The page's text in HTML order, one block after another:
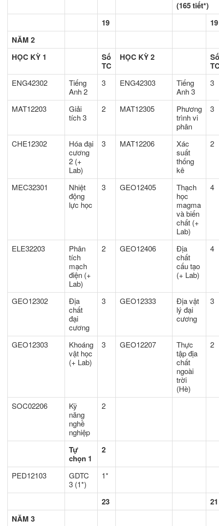
(165 tiết*)
19
19
NĂM 2
HỌC KỲ 1
Số
TC
HỌC KỲ 2
Số
ENG42302
Tiếng
Anh 2
3 ENG42303
Tiếng
Anh 3
3
MAT12203
Giải
tích 3
2 MAT12305
Phương
trình vi
phân
3
CHE12302
Hóa đại
cương
2 (+
Lab)
3 MAT12206
Xác
suất
thống
kê
2
MEC32301
Nhiệt
động
lực học
3 GEO12405
Thạch
học
magma
và biến
chất (+
Lab)
4
ELE32203
Phân
tích
mạch
điện (+
Lab)
2 GEO12406
Địa
chất
cấu tạo
(+ Lab)
4
GEO12302
Địa
chất
đại
cương
3 GEO12333
Địa vật
lý đại
cương
3
GEO12303
Khoáng
vật học
(+ Lab)
3 GEO12207
Thực
tập địa
chất
ngoài
trời
(Hè)
2
SOC02206
Kỹ
năng
nghề
nghiệp
2
Tự
chọn 1
2
PED12103
GDTC
3 (1*)
1*
23
21
NĂM 3